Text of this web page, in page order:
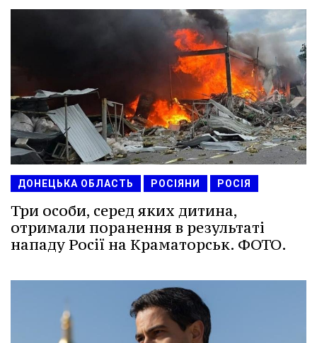
ДОНЕЦЬКА ОБЛАСТЬ РОСІЯНИ РОСІЯ
Три особи, серед яких дитина,
отримали поранення в результаті
нападу Росії на Краматорськ. ФОТО.